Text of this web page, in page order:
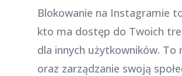
Blokowanie na Instagramie
kto ma dostęp do Twoich
dla innych użytkowników.
oraz zarządzanie swoją